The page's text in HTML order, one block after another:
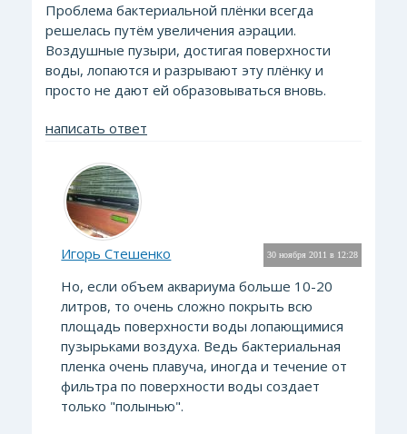
Проблема бактериальной плёнки всегда
решелась путём увеличения аэрации.
Воздушные пузыри, достигая поверхности
воды, лопаются и разрывают эту плёнку и
просто не дают ей образовываться вновь.
написать ответ
30 ноября 2011 в 12:28
Игорь Стешенко
Но, если объем аквариума больше 10-20
литров, то очень сложно покрыть всю
площадь поверхности воды лопающимися
пузырьками воздуха. Ведь бактериальная
пленка очень плавуча, иногда и течение от
фильтра по поверхности воды создает
только "полынью".